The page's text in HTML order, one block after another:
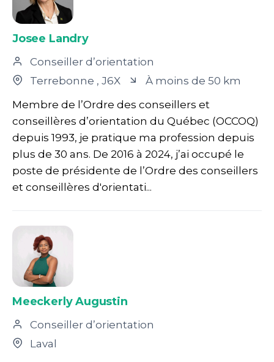
Josee Landry
Conseiller d’orientation
Terrebonne , J6X
À moins de 50 km
Membre de l’Ordre des conseillers et
conseillères d’orientation du Québec (OCCOQ)
depuis 1993, je pratique ma profession depuis
plus de 30 ans. De 2016 à 2024, j’ai occupé le
poste de présidente de l’Ordre des conseillers
et conseillères d'orientati...
Meeckerly Augustin
Conseiller d’orientation
Laval